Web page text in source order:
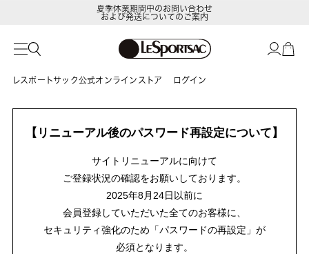
夏季休業期間中のお問い合わせ
および発送についてのご案内
レスポートサック公式オンラインストア ログイン
【リニューアル後のパスワード再設定について】
サイトリニューアルに向けて
ご登録状況の確認をお願いしております。
2025年8月24日以前に
会員登録していただいた全てのお客様に、
セキュリティ強化のため「パスワードの再設定」が
必須となります。